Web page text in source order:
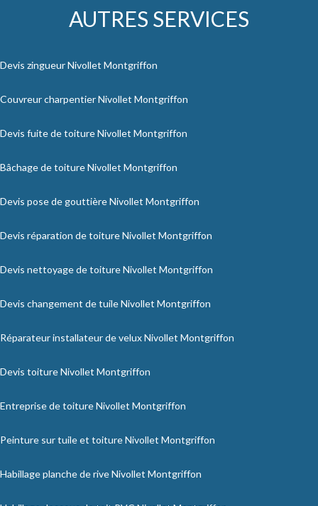
AUTRES SERVICES
Devis zingueur Nivollet Montgriffon
Couvreur charpentier Nivollet Montgriffon
Devis fuite de toiture Nivollet Montgriffon
Bâchage de toiture Nivollet Montgriffon
Devis pose de gouttière Nivollet Montgriffon
Devis réparation de toiture Nivollet Montgriffon
Devis nettoyage de toiture Nivollet Montgriffon
Devis changement de tuile Nivollet Montgriffon
Réparateur installateur de velux Nivollet Montgriffon
Devis toiture Nivollet Montgriffon
Entreprise de toiture Nivollet Montgriffon
Peinture sur tuile et toiture Nivollet Montgriffon
Habillage planche de rive Nivollet Montgriffon